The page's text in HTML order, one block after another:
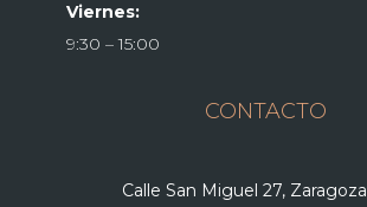
Viernes:
9:30 – 15:00
CONTACTO
Calle San Miguel 27, Zaragoza